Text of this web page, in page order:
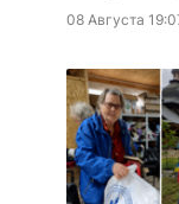
08 Августа